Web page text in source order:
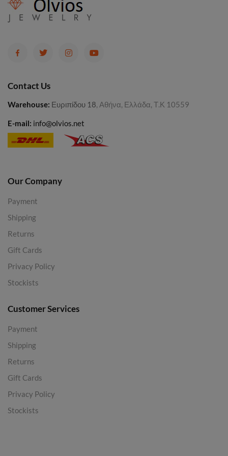
Contact Us
Warehouse: Ευριπίδου 18, Αθήνα, Ελλάδα, Τ.Κ 10559
E-mail: info@olvios.net
Our Company
Payment
Shipping
Returns
Gift Cards
Privacy Policy
Stockists
Customer Services
Payment
Shipping
Returns
Gift Cards
Privacy Policy
Stockists